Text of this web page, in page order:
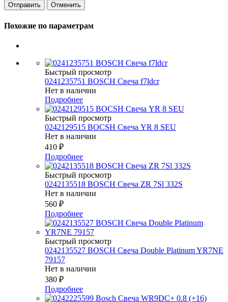
Отменить
Похожие по параметрам
Быстрый просмотр
0241235751 BOSCH Свеча f7ldcr
Нет в наличии
Подробнее
Быстрый просмотр
0242129515 BOCSH Свеча YR 8 SEU
Нет в наличии
410 ₽
Подробнее
Быстрый просмотр
0242135518 BOSCH Свеча ZR 7Sl 332S
Нет в наличии
560 ₽
Подробнее
Быстрый просмотр
0242135527 BOSСH Свеча Double Platinum YR7NE
79157
Нет в наличии
380 ₽
Подробнее